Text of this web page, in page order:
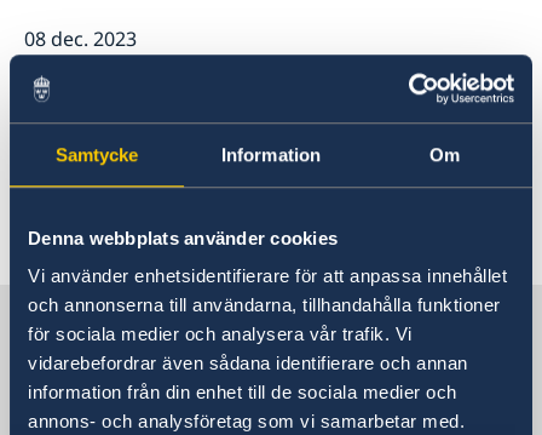
Samtycke Information Om
Denna webbplats använder cookies
Vi använder enhetsidentifierare för att anpassa innehållet
och annonserna till användarna, tillhandahålla funktioner
för sociala medier och analysera vår trafik. Vi
vidarebefordrar även sådana identifierare och annan
information från din enhet till de sociala medier och
annons- och analysföretag som vi samarbetar med.
Svenska företag i Tunisien
Anmäl handelshinder
08 dec. 2023
Ambassaden håller stängt för
besökare den 25 och 26 december
samt den 1 och 16 januari.
Sverige i Tunisien
Sveriges ambassad